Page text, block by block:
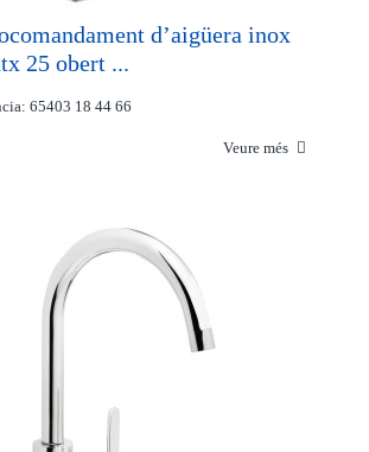
d’aigüera inox
25 obert ...
65403 18 44 66
Veure més